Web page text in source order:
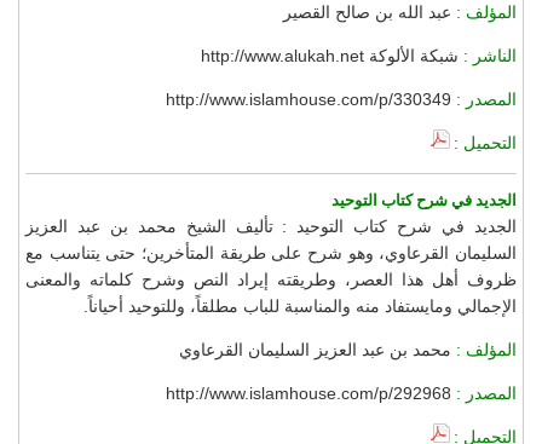
المؤلف : عبد الله بن صالح القصير
الناشر : شبكة الألوكة http://www.alukah.net
المصدر : http://www.islamhouse.com/p/330349
التحميل :
الجديد في شرح كتاب التوحيد
الجديد في شرح كتاب التوحيد : تأليف الشيخ محمد بن عبد العزيز
السليمان القرعاوي، وهو شرح على طريقة المتأخرين؛ حتى يتناسب مع
ظروف أهل هذا العصر، وطريقته إيراد النص وشرح كلماته والمعنى
الإجمالي ومايستفاد منه والمناسبة للباب مطلقاً، وللتوحيد أحياناً.
المؤلف : محمد بن عبد العزيز السليمان القرعاوي
المصدر : http://www.islamhouse.com/p/292968
التحميل :